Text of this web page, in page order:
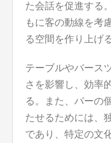
た会話を促進する
もに客の動線を考
る空間を作り上げ
テーブルやバース
さを影響し、効率
る。また、バーの
たせるためには、
であり、特定の文